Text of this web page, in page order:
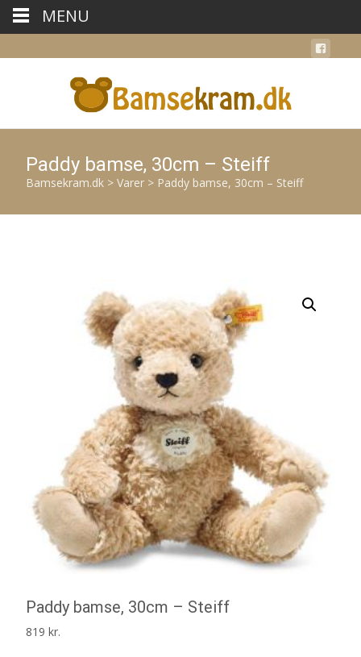
Paddy bamse, 30cm – Steiff
Bamsekram.dk > Varer > Paddy bamse, 30cm – Steiff
Paddy bamse, 30cm – Steiff
819 kr.
MENU